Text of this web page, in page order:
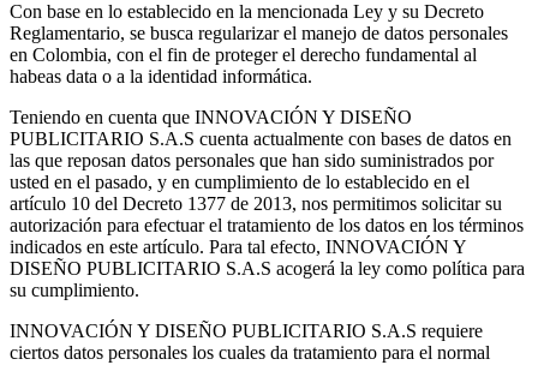
Con base en lo establecido en la mencionada Ley y su Decreto
Reglamentario, se busca regularizar el manejo de datos personales
en Colombia, con el fin de proteger el derecho fundamental al
habeas data o a la identidad informática.
Teniendo en cuenta que INNOVACIÓN Y DISEÑO
PUBLICITARIO S.A.S cuenta actualmente con bases de datos en
las que reposan datos personales que han sido suministrados por
usted en el pasado, y en cumplimiento de lo establecido en el
artículo 10 del Decreto 1377 de 2013, nos permitimos solicitar su
autorización para efectuar el tratamiento de los datos en los términos
indicados en este artículo. Para tal efecto, INNOVACIÓN Y
DISEÑO PUBLICITARIO S.A.S acogerá la ley como política para
su cumplimiento.
INNOVACIÓN Y DISEÑO PUBLICITARIO S.A.S requiere
ciertos datos personales los cuales da tratamiento para el normal